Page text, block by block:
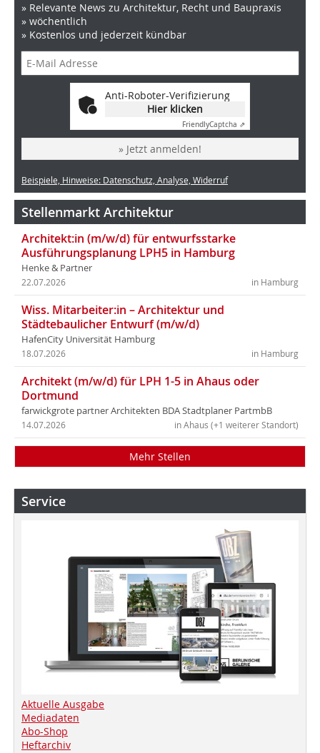
» Relevante News zu Architektur, Recht und Baupraxis
» wöchentlich
» Kostenlos und jederzeit kündbar
Anti-Roboter-Verifizierung
Hier klicken
FriendlyCaptcha ⇗
» Jetzt anmelden!
Beispiele, Hinweise: Datenschutz, Analyse, Widerruf
Stellenmarkt Architektur
Architekt:in (m/w/d) für entwurfsstarke
Ausführungsplanung LPH5 in Hamburg
Henke & Partner
in Hamburg
22.07.2026
Wiss. Mitarbeiter:in – Architektur und
Städtebaulicher Entwurf (m/w/d)
HafenCity Universität Hamburg
in Hamburg
18.07.2026
Architekt (m/w/d) für LPH 1-5 in Ahaus oder
Dortmund
farwickgrote partner Architekten BDA Stadtplaner PartmbB
in Ahaus (+1 weiterer Standort)
14.07.2026
Mehr Stellen
Service
Aktuelle Ausgabe
Mediadaten
Abo-Shop
Heftarchiv